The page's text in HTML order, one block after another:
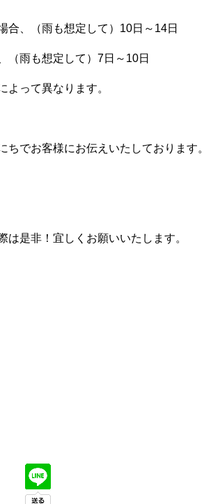
合、（雨も想定して）10日～14日
（雨も想定して）7日～10日
って異なります。
ちでお客様にお伝えいたしております。
は是非！宜しくお願いいたします。